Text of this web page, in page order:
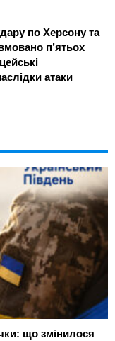
по Херсону та
п’ятьох
атаки
що змінилося